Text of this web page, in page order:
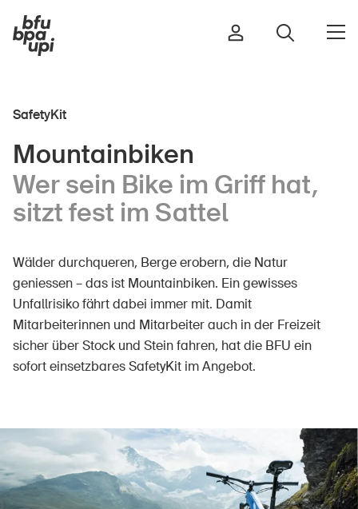
Sport & Bewegung
Zuhause & Garten
Gebäude & Anlagen
In der Kindheit
Im Alter
In der Schule
Im Unternehmen
Über die BFU
Medien
Politik
SafetyKit
Mountainbiken
Wer sein Bike im Griff hat,
sitzt fest im Sattel
Wälder durchqueren, Berge erobern, die Natur
geniessen – das ist Mountainbiken. Ein gewisses
Unfallrisiko fährt dabei immer mit. Damit
Mitarbeiterinnen und Mitarbeiter auch in der Freizeit
sicher über Stock und Stein fahren, hat die BFU ein
sofort einsetzbares SafetyKit im Angebot.